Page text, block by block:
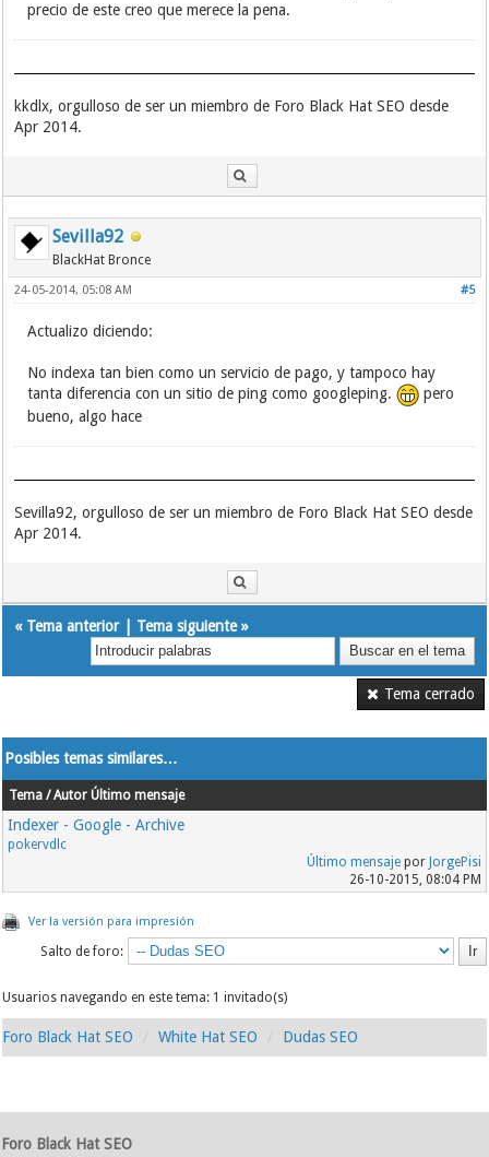
precio de este creo que merece la pena.
kkdlx, orgulloso de ser un miembro de Foro Black Hat SEO desde
Apr 2014.
Sevilla92
BlackHat Bronce
#5
24-05-2014, 05:08 AM
Actualizo diciendo:
No indexa tan bien como un servicio de pago, y tampoco hay
tanta diferencia con un sitio de ping como googleping.
pero
bueno, algo hace
Sevilla92, orgulloso de ser un miembro de Foro Black Hat SEO desde
Apr 2014.
« Tema anterior| Tema siguiente»
Tema cerrado
Posibles temas similares…
Tema / Autor Último mensaje
Indexer - Google - Archive
pokervdlc
Último mensajepor JorgePisi
26-10-2015, 08:04 PM
Ver la versión para impresión
Salto de foro:
Usuarios navegando en este tema: 1 invitado(s)
Foro Black Hat SEO White Hat SEO Dudas SEO
Foro Black Hat SEO